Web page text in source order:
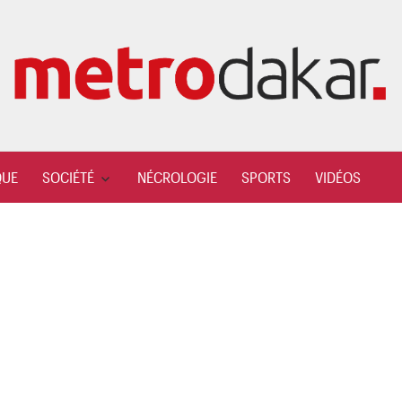
SOCIÉTÉ NÉCROLOGIE SPORTS VIDÉOS